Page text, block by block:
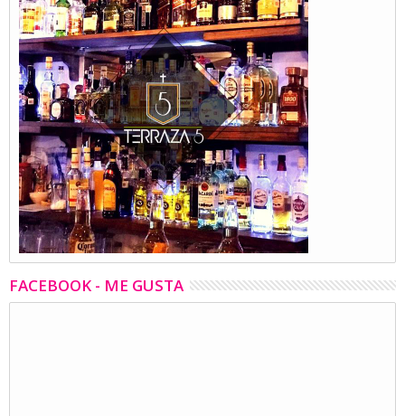
FACEBOOK - ME GUSTA